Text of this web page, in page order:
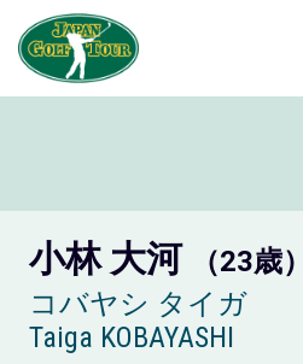
小林 大河
（23歳）
コバヤシ タイガ
Taiga KOBAYASHI